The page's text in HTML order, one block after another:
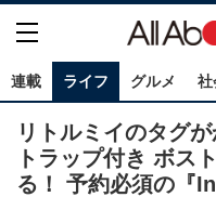
連載 ライフ グルメ 社
リトルミイのタグ
トラップ付き ボス
る！ 予約必須の『